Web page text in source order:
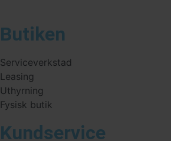
Butiken
Serviceverkstad
Leasing
Uthyrning
Fysisk butik
Kundservice